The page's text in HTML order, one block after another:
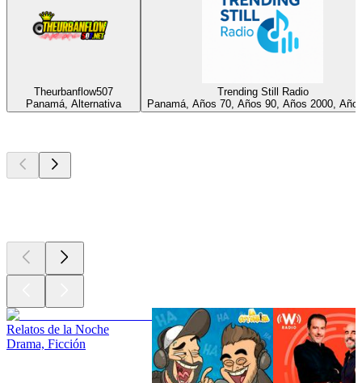
Theurbanflow507
Panamá, Alternativa
Trending Still Radio
Panamá, Años 70, Años 90, Años 2000,
Relatos de la Noche
Drama, Ficción